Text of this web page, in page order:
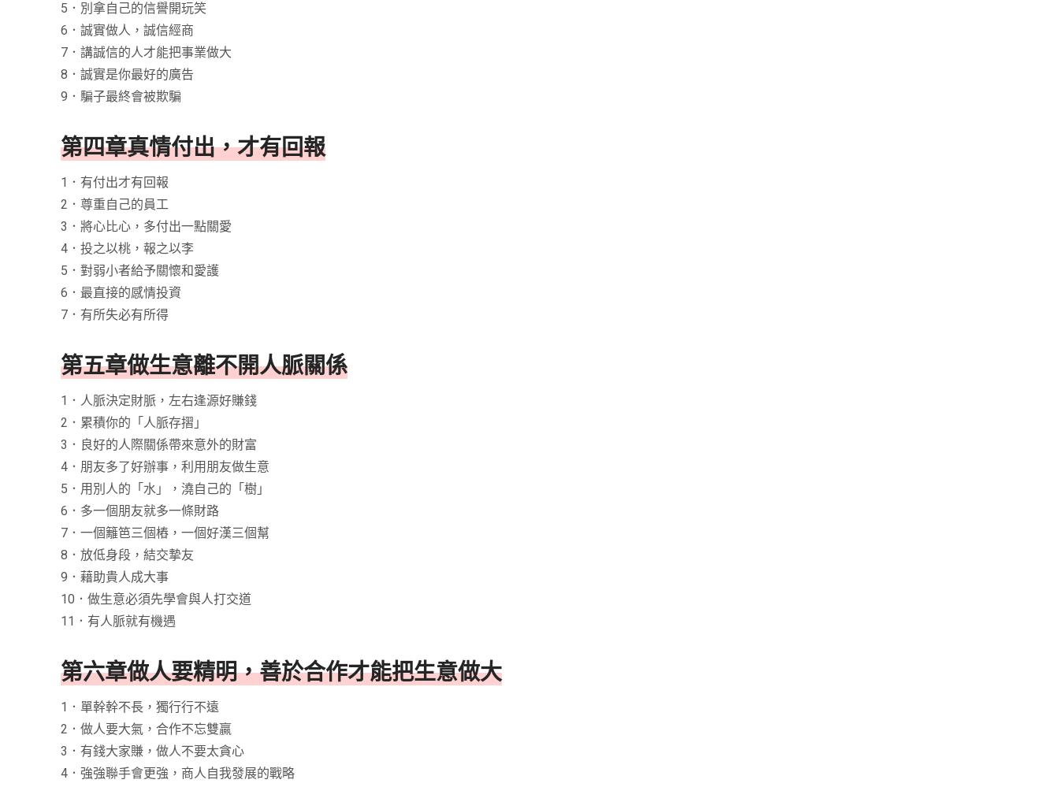
5．別拿自己的信譽開玩笑
6．誠實做人，誠信經商
7．講誠信的人才能把事業做大
8．誠實是你最好的廣告
9．騙子最終會被欺騙
第四章真情付出，才有回報
1．有付出才有回報
2．尊重自己的員工
3．將心比心，多付出一點關愛
4．投之以桃，報之以李
5．對弱小者給予關懷和愛護
6．最直接的感情投資
7．有所失必有所得
第五章做生意離不開人脈關係
1．人脈決定財脈，左右逢源好賺錢
2．累積你的「人脈存摺」
3．良好的人際關係帶來意外的財富
4．朋友多了好辦事，利用朋友做生意
5．用別人的「水」，澆自己的「樹」
6．多一個朋友就多一條財路
7．一個籬笆三個樁，一個好漢三個幫
8．放低身段，結交摯友
9．藉助貴人成大事
10．做生意必須先學會與人打交道
11．有人脈就有機遇
第六章做人要精明，善於合作才能把生意做大
1．單幹幹不長，獨行行不遠
2．做人要大氣，合作不忘雙贏
3．有錢大家賺，做人不要太貪心
4．強強聯手會更強，商人自我發展的戰略